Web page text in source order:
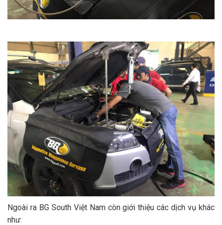
Ngoài ra BG South Việt Nam còn giới thiệu các dịch vụ khác
như: